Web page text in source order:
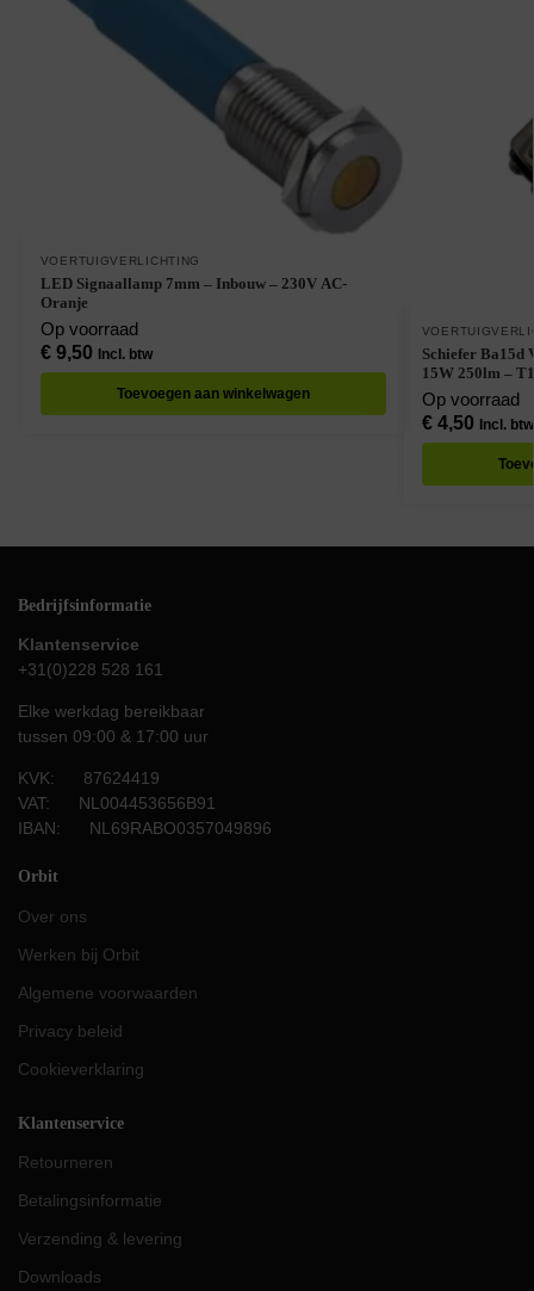
VOERTUIGVERLICHTING
LED Signaallamp 7mm – Inbouw – 230V AC-
Oranje
Op voorraad
€9,50 Incl. btw
Toevoegen aan winkelwagen
Schiefer Ba15d
15W 250lm –
Op voorraad
€4,50 Incl. btw
Bedrijfsinformatie
Klantenservice
+31(0)228 528 161
Elke werkdag bereikbaar
tussen 09:00 & 17:00 uur
KVK: 87624419
VAT: NL004453656B91
IBAN: NL69RABO0357049896
Orbit
Over ons
Werken bij Orbit
Algemene voorwaarden
Privacy beleid
Cookieverklaring
Klantenservice
Retourneren
Betalingsinformatie
Verzending & levering
Downloads